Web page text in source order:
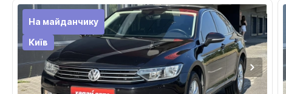
На майданчику
Київ